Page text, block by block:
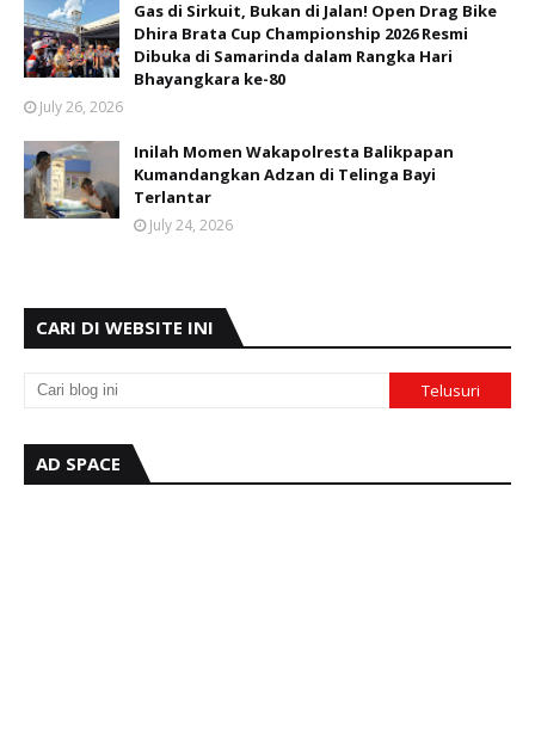
Gas di Sirkuit, Bukan di Jalan! Open Drag Bike
Dhira Brata Cup Championship 2026 Resmi
Dibuka di Samarinda dalam Rangka Hari
Bhayangkara ke-80
July 26, 2026
Inilah Momen Wakapolresta Balikpapan
Kumandangkan Adzan di Telinga Bayi
Terlantar
July 24, 2026
CARI DI WEBSITE INI
AD SPACE